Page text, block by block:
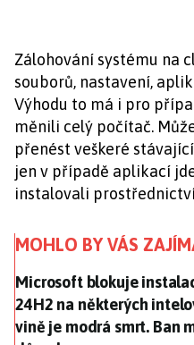
Zálohování systému na
souborů, nastavení,
Výhodu to má i pro
měnili celý počítač.
přenést veškeré
jen v případě aplikací
instalovali
MOHLO BY VÁS
Microsoft blokuje
Microsoft blokuje
24H2 na některých
vině je modrá smrt. Ban